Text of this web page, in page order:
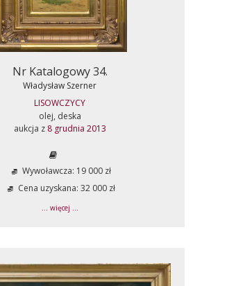
Nr Katalogowy 34.
Władysław Szerner
LISOWCZYCY
olej, deska
aukcja z 8 grudnia 2013
Wywoławcza: 19 000 zł
Cena uzyskana: 32 000 zł
... więcej ...